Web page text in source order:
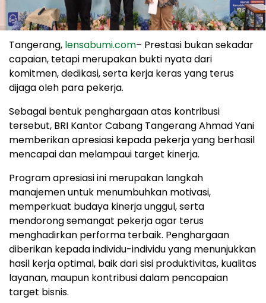
Tangerang, lensabumi.com– Prestasi bukan sekadar
capaian, tetapi merupakan bukti nyata dari
komitmen, dedikasi, serta kerja keras yang terus
dijaga oleh para pekerja.
Sebagai bentuk penghargaan atas kontribusi
tersebut, BRI Kantor Cabang Tangerang Ahmad Yani
memberikan apresiasi kepada pekerja yang berhasil
mencapai dan melampaui target kinerja.
Program apresiasi ini merupakan langkah
manajemen untuk menumbuhkan motivasi,
memperkuat budaya kinerja unggul, serta
mendorong semangat pekerja agar terus
menghadirkan performa terbaik. Penghargaan
diberikan kepada individu-individu yang menunjukkan
hasil kerja optimal, baik dari sisi produktivitas, kualitas
layanan, maupun kontribusi dalam pencapaian
target bisnis.